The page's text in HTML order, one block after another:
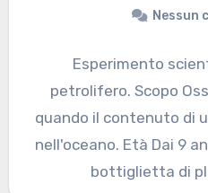
Nessun
Esperimento
petrolifero. Scopo
quando il contenuto di
nell'oceano. Età Dai 9
bottiglietta di